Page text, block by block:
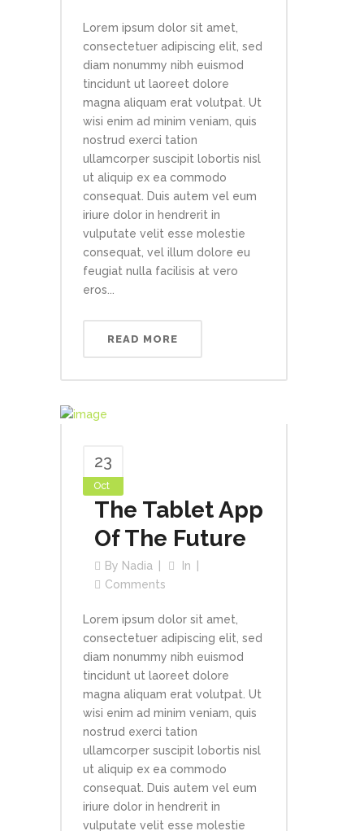
Lorem ipsum dolor sit amet,
consectetuer adipiscing elit, sed
diam nonummy nibh euismod
tincidunt ut laoreet dolore
magna aliquam erat volutpat. Ut
wisi enim ad minim veniam, quis
nostrud exerci tation
ullamcorper suscipit lobortis nisl
ut aliquip ex ea commodo
consequat. Duis autem vel eum
iriure dolor in hendrerit in
vulputate velit esse molestie
consequat, vel illum dolore eu
feugiat nulla facilisis at vero
eros...
READ MORE
23
Oct
The Tablet App
Of The Future
By Nadia
In
Comments
Lorem ipsum dolor sit amet,
consectetuer adipiscing elit, sed
diam nonummy nibh euismod
tincidunt ut laoreet dolore
magna aliquam erat volutpat. Ut
wisi enim ad minim veniam, quis
nostrud exerci tation
ullamcorper suscipit lobortis nisl
ut aliquip ex ea commodo
consequat. Duis autem vel eum
iriure dolor in hendrerit in
vulputate velit esse molestie